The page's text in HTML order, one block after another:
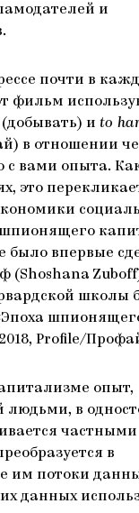
и
почти в
фильм
(добывать) и to
в отношении
с вами опыта.
это
было впервые
(Shoshana
школы
Profile/
опыт,
в
частными
в
им потоки
данных